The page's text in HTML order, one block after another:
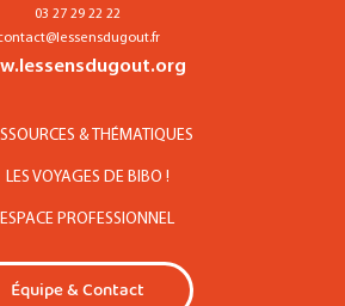
03 27 29 22 22
& THÉMATIQUES
LES VOYAGES DE BIBO !
ESPACE PROFESSIONNEL
Équipe & Contact